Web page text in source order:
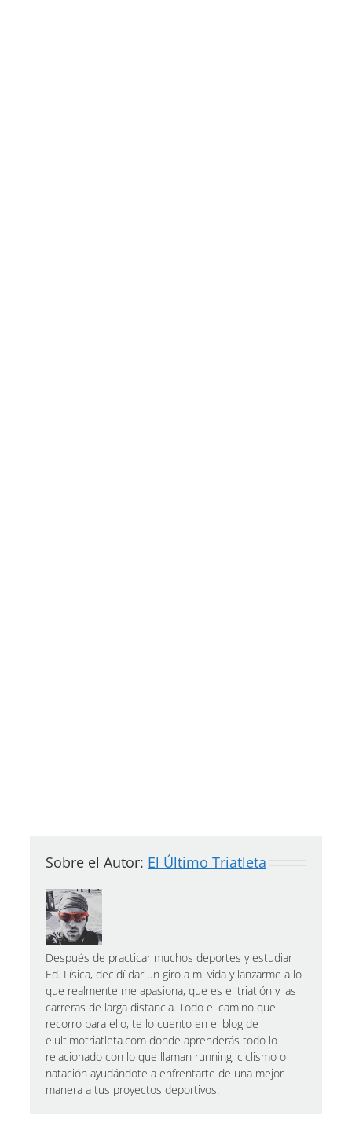
Sobre el Autor: El Último Triatleta
Después de practicar muchos deportes y estudiar
Ed. Física, decidí dar un giro a mi vida y lanzarme a lo
que realmente me apasiona, que es el triatlón y las
carreras de larga distancia. Todo el camino que
recorro para ello, te lo cuento en el blog de
elultimotriatleta.com donde aprenderás todo lo
relacionado con lo que llaman running, ciclismo o
natación ayudándote a enfrentarte de una mejor
manera a tus proyectos deportivos.